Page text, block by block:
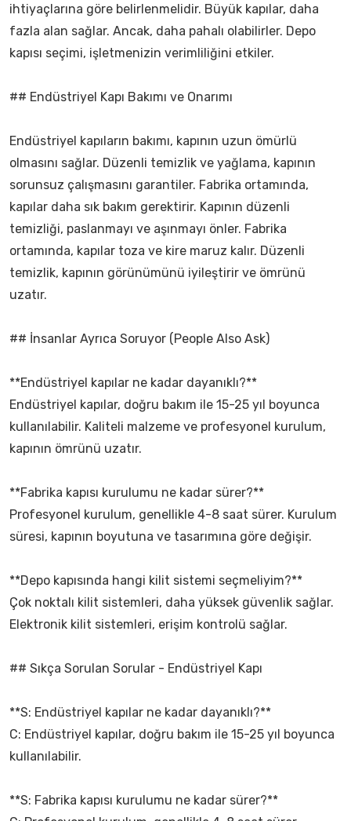
ihtiyaçlarına göre belirlenmelidir. Büyük kapılar, daha
fazla alan sağlar. Ancak, daha pahalı olabilirler. Depo
kapısı seçimi, işletmenizin verimliliğini etkiler.
## Endüstriyel Kapı Bakımı ve Onarımı
Endüstriyel kapıların bakımı, kapının uzun ömürlü
olmasını sağlar. Düzenli temizlik ve yağlama, kapının
sorunsuz çalışmasını garantiler. Fabrika ortamında,
kapılar daha sık bakım gerektirir. Kapının düzenli
temizliği, paslanmayı ve aşınmayı önler. Fabrika
ortamında, kapılar toza ve kire maruz kalır. Düzenli
temizlik, kapının görünümünü iyileştirir ve ömrünü
uzatır.
## İnsanlar Ayrıca Soruyor (People Also Ask)
**Endüstriyel kapılar ne kadar dayanıklı?**
Endüstriyel kapılar, doğru bakım ile 15-25 yıl boyunca
kullanılabilir. Kaliteli malzeme ve profesyonel kurulum,
kapının ömrünü uzatır.
**Fabrika kapısı kurulumu ne kadar sürer?**
Profesyonel kurulum, genellikle 4-8 saat sürer. Kurulum
süresi, kapının boyutuna ve tasarımına göre değişir.
**Depo kapısında hangi kilit sistemi seçmeliyim?**
Çok noktalı kilit sistemleri, daha yüksek güvenlik sağlar.
Elektronik kilit sistemleri, erişim kontrolü sağlar.
## Sıkça Sorulan Sorular - Endüstriyel Kapı
**S: Endüstriyel kapılar ne kadar dayanıklı?**
C: Endüstriyel kapılar, doğru bakım ile 15-25 yıl boyunca
kullanılabilir.
**S: Fabrika kapısı kurulumu ne kadar sürer?**